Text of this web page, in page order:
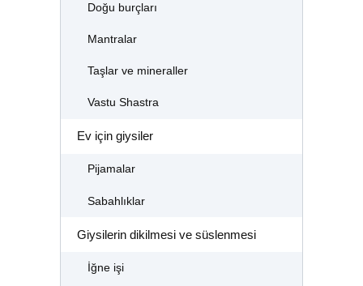
Doğu burçları
Mantralar
Taşlar ve mineraller
Vastu Shastra
Ev için giysiler
Pijamalar
Sabahlıklar
Giysilerin dikilmesi ve süslenmesi
İğne işi